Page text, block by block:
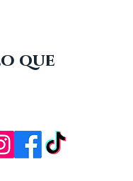
que